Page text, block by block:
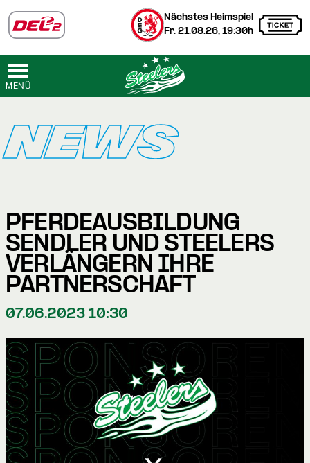
Nächstes Heimspiel
Fr. 21.08.26, 19:30h
MENÜ
NEWS
PFERDEAUSBILDUNG
SENDLER UND STEELERS
VERLÄNGERN IHRE
PARTNERSCHAFT
07.06.2023 10:30